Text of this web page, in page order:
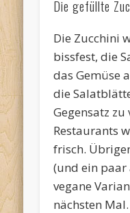
Die gefüllte
Die Zucchini
bissfest, die
das Gemüse
die
Gegensatz
Restaurants
frisch.
(und ein paar
vegane
nächsten